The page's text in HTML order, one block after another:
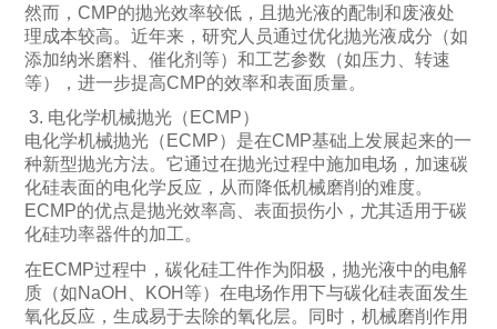
然而，CMP的抛光效率较低，且抛光液的配制和废液处
理成本较高。近年来，研究人员通过优化抛光液成分（如
添加纳米磨料、催化剂等）和工艺参数（如压力、转速
等），进一步提高CMP的效率和表面质量。
3. 电化学机械抛光（ECMP）
电化学机械抛光（ECMP）是在CMP基础上发展起来的一
种新型抛光方法。它通过在抛光过程中施加电场，加速碳
化硅表面的电化学反应，从而降低机械磨削的难度。
ECMP的优点是抛光效率高、表面损伤小，尤其适用于碳
化硅功率器件的加工。
在ECMP过程中，碳化硅工件作为阳极，抛光液中的电解
质（如NaOH、KOH等）在电场作用下与碳化硅表面发生
氧化反应，生成易于去除的氧化层。同时，机械磨削作用